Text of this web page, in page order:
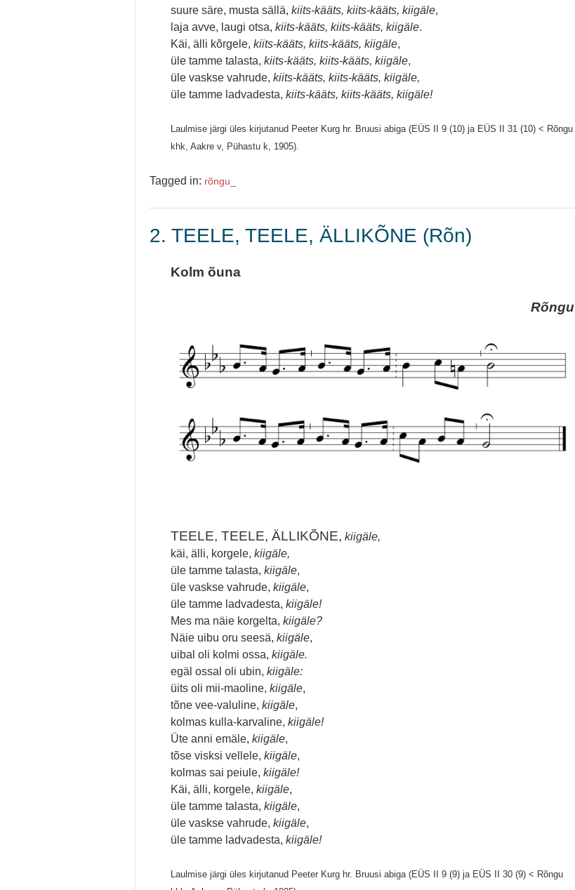
suure säre, musta sällä, kiits-kääts, kiits-kääts, kiigäle,
laja avve, laugi otsa, kiits-kääts, kiits-kääts, kiigäle.
Käi, älli kõrgele, kiits-kääts, kiits-kääts, kiigäle,
üle tamme talasta, kiits-kääts, kiits-kääts, kiigäle,
üle vaskse vahrude, kiits-kääts, kiits-kääts, kiigäle,
üle tamme ladvadesta, kiits-kääts, kiits-kääts, kiigäle!
Laulmise järgi üles kirjutanud Peeter Kurg hr. Bruusi abiga (EÜS II 9 (10) ja EÜS II 31 (10) < Rõngu
khk, Aakre v, Pühastu k, 1905).
Tagged in: rõngu_
2. TEELE, TEELE, ÄLLIKÕNE (Rõn)
Kolm õuna
Rõngu
TEELE, TEELE, ÄLLIKÕNE, kiigäle,
käi, älli, korgele, kiigäle,
üle tamme talasta, kiigäle,
üle vaskse vahrude, kiigäle,
üle tamme ladvadesta, kiigäle!
Mes ma näie korgelta, kiigäle?
Näie uibu oru seesä, kiigäle,
uibal oli kolmi ossa, kiigäle.
egäl ossal oli ubin, kiigäle:
üits oli mii-maoline, kiigäle,
tõne vee-valuline, kiigäle,
kolmas kulla-karvaline, kiigäle!
Üte anni emäle, kiigäle,
tõse visksi vellele, kiigäle,
kolmas sai peiule, kiigäle!
Käi, älli, korgele, kiigäle,
üle tamme talasta, kiigäle,
üle vaskse vahrude, kiigäle,
üle tamme ladvadesta, kiigäle!
Laulmise järgi üles kirjutanud Peeter Kurg hr. Bruusi abiga (EÜS II 9 (9) ja EÜS II 30 (9) < Rõngu